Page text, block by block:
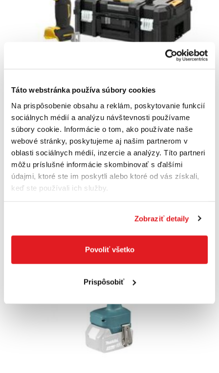
Táto webstránka používa súbory cookies
Na prispôsobenie obsahu a reklám, poskytovanie funkcií
sociálnych médií a analýzu návštevnosti používame
súbory cookie. Informácie o tom, ako používate naše
webové stránky, poskytujeme aj našim partnerom v
oblasti sociálnych médií, inzercie a analýzy. Títo partneri
môžu príslušné informácie skombinovať s ďalšími
údajmi, ktoré ste im poskytli alebo ktoré od vás získali,
keď ste používali ich služby.
Zobraziť detaily
Povoliť všetko
Prispôsobiť
DeWALT DCF403NT Nitovacka do 4,8mm
AKU
DCF403NT-XJ
496,00 €
435,95 €
Posledné 2 kusy
Akcia Doprava zadarmo